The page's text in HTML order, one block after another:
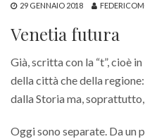
29 GENNAIO 2018
Venetia futura
Già, scritta con la “t”, cioè
della città che della regione:
dalla Storia ma,
Oggi sono separate. Da un